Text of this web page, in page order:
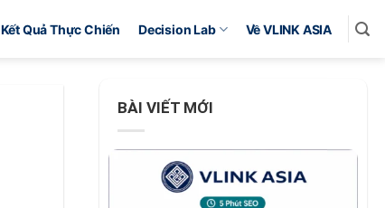
Kết Quả Thực Chiến Decision Lab Về VLINK ASIA
BÀI VIẾT MỚI